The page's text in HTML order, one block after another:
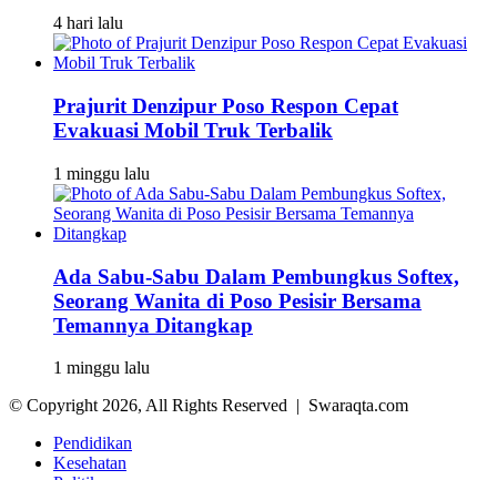
4 hari lalu
Prajurit Denzipur Poso Respon Cepat
Evakuasi Mobil Truk Terbalik
1 minggu lalu
Ada Sabu-Sabu Dalam Pembungkus Softex,
Seorang Wanita di Poso Pesisir Bersama
Temannya Ditangkap
1 minggu lalu
© Copyright 2026, All Rights Reserved | Swaraqta.com
Pendidikan
Kesehatan